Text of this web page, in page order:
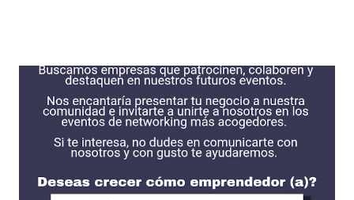
Haciendo todo el esfuerzo posible podrias encontrar
alguna intitucion que acceda a tus necesidades. Algunas de
las instituciones se encuentran en esta lista, son las que
tienen mas las becas para estudiantes internacionales. Cada
solicitud y requisitos. Es recomendable obtener su solicitud